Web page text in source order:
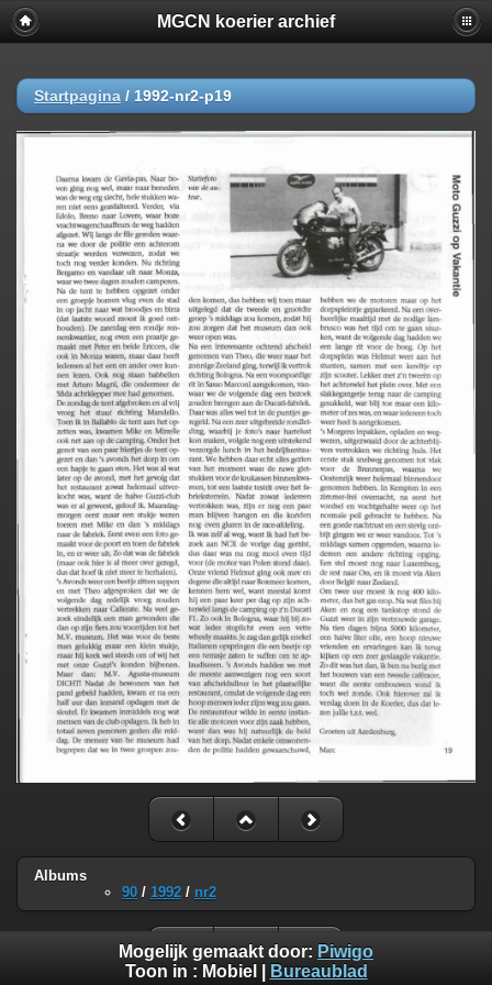
MGCN koerier archief
Startpagina / 1992-nr2-p19
Albums
90 / 1992 / nr2
Mogelijk gemaakt door: Piwigo
Toon in : Mobiel Bureaublad